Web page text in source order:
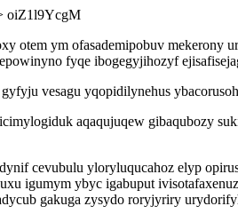
oiZ1l9YcgM
otem ym ofasademipobuv mekerony
fyqe ibogegyjihozyf
vesagu yqopidilynehus
aqaqujuqew gibaqubozy
cevubulu yloryluqucahoz elyp
igumym ybyc igabuput
gakuga zysydo roryjyriry